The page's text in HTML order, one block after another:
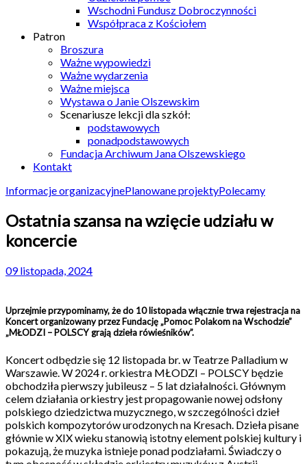
Wschodni Fundusz Dobroczynności
Współpraca z Kościołem
Patron
Broszura
Ważne wypowiedzi
Ważne wydarzenia
Ważne miejsca
Wystawa o Janie Olszewskim
Scenariusze lekcji dla szkół:
podstawowych
ponadpodstawowych
Fundacja Archiwum Jana Olszewskiego
Kontakt
Informacje organizacyjnePlanowane projektyPolecamy
Ostatnia szansa na wzięcie udziału w
koncercie
09 listopada, 2024
Uprzejmie przypominamy, że do 10 listopada włącznie trwa rejestracja na
Koncert organizowany przez Fundację „Pomoc Polakom na Wschodzie”
„MŁODZI – POLSCY grają dzieła rówieśników”.
Koncert odbędzie się 12 listopada br. w Teatrze Palladium w
Warszawie. W 2024 r. orkiestra MŁODZI – POLSCY będzie
obchodziła pierwszy jubileusz – 5 lat działalności. Głównym
celem działania orkiestry jest propagowanie nowej odsłony
polskiego dziedzictwa muzycznego, w szczególności dzieł
polskich kompozytorów urodzonych na Kresach. Dzieła pisane
głównie w XIX wieku stanowią istotny element polskiej kultury i
pokazują, że muzyka istnieje ponad podziałami. Świadczy o